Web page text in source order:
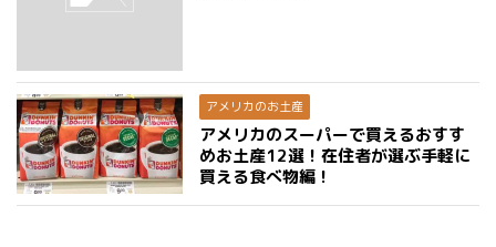
アメリカのお土産
アメリカのスーパーで買えるおすす
めお土産12選！在住者が選ぶ手軽に
買える食べ物編！